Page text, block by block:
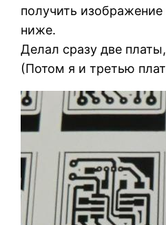
получить изображение
ниже.
Делал сразу две
(Потом я и третью